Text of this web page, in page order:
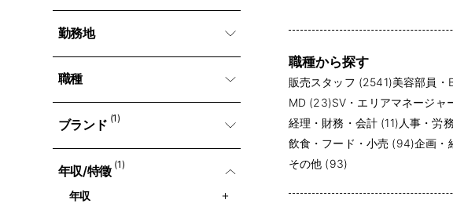
勤務地
職種
ブランド (1)
年収/特徵 (1)
年収
職種から探す
販売スタッフ (2541)美容部員・
MD (23)SV・エリアマネージャ
経理・財務・会計 (11) 人事・労
飲食・フード・小売 (94)企画・
その他 (93)